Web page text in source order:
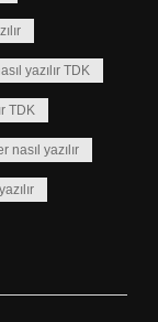
yazılır TDK
TDK
nasıl yazılır